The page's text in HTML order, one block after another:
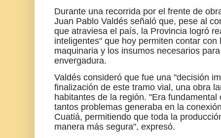
Durante una recorrida por el frente de
Juan Pablo Valdés señaló que, pese al
que atraviesa el país, la Provincia logró
inteligentes" que hoy permiten contar con
maquinaria y los insumos necesarios
envergadura.
Valdés consideró que fue una "decisión
finalización de este tramo vial, una obra
habitantes de la región. "Era
tantos problemas generaba en la
Cuatiá, permitiendo que toda la
manera más segura", expresó.